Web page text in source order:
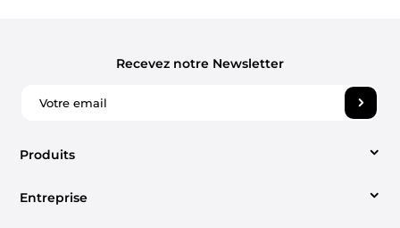
Produits
Video Converter
Entreprise
Recevez notre Newsletter